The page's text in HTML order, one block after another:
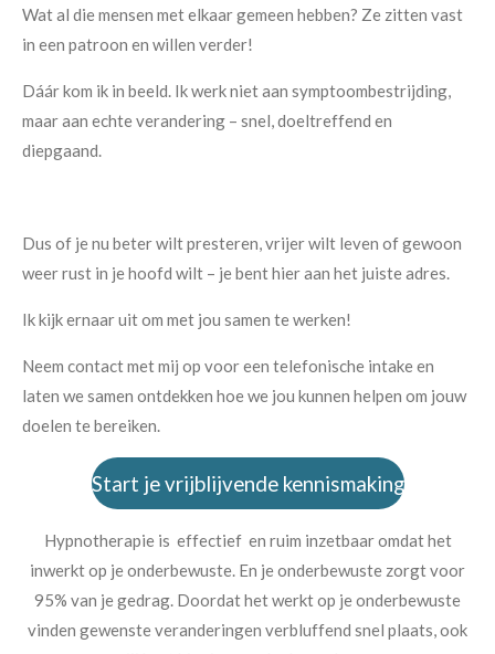
Wat al die mensen met elkaar gemeen hebben? Ze zitten vast
in een patroon en willen verder!
Dáár kom ik in beeld. Ik werk niet aan symptoombestrijding,
maar aan echte verandering – snel, doeltreffend en
diepgaand.
Dus of je nu beter wilt presteren, vrijer wilt leven of gewoon
weer rust in je hoofd wilt – je bent hier aan het juiste adres.
Ik kijk ernaar uit om met jou samen te werken!
Neem contact met mij op voor een telefonische intake en
laten we samen ontdekken hoe we jou kunnen helpen om jouw
doelen te bereiken.
Start je vrijblijvende kennismaking
Hypnotherapie is effectief en ruim inzetbaar omdat het
inwerkt op je onderbewuste. En je onderbewuste zorgt voor
95% van je gedrag. Doordat het werkt op je onderbewuste
vinden gewenste veranderingen verbluffend snel plaats, ook